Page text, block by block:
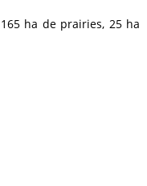
ha de prairies, 25 ha